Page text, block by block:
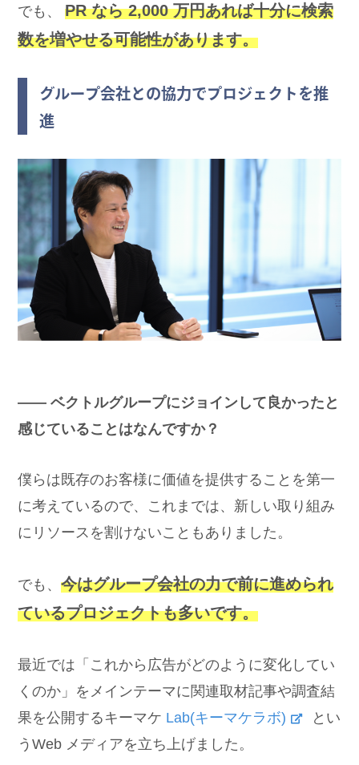
でも、PR なら 2,000 万円あれば十分に検索
数を増やせる可能性があります。
グループ会社との協力でプロジェクトを推
進
―― ベクトルグループにジョインして良かったと
感じていることはなんですか？
僕らは既存のお客様に価値を提供することを第一
に考えているので、これまでは、新しい取り組み
にリソースを割けないこともありました。
でも、今はグループ会社の力で前に進められ
ているプロジェクトも多いです。
最近では「これから広告がどのように変化してい
くのか」をメインテーマに関連取材記事や調査結
果を公開するキーマケ Lab(キーマケラボ)
とい
うWeb メディアを立ち上げました。